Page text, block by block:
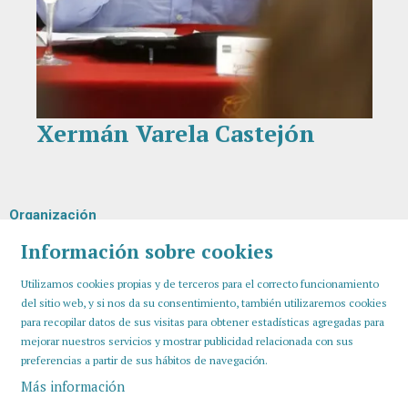
Diapositiva 1 de 1
Xermán Varela Castejón
Organización
Información sobre cookies
Utilizamos cookies propias y de terceros para el correcto funcionamiento
del sitio web, y si nos da su consentimiento, también utilizaremos cookies
para recopilar datos de sus visitas para obtener estadísticas agregadas para
mejorar nuestros servicios y mostrar publicidad relacionada con sus
preferencias a partir de sus hábitos de navegación.
Más información